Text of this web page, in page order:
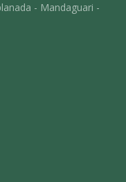
- Mandaguari -